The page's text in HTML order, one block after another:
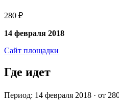
280 ₽
14 февраля 2018
Сайт площадки
Где идет
Период: 14 февраля 2018 · от